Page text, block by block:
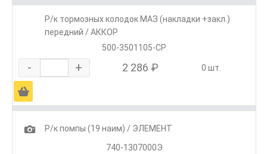
Р/к тормозных колодок МАЗ (накладки +закл.)
передний / АККОР
500-3501105-СР
- + 2 286 ₽ 0 шт.
Ä
1
Р/к помпы (19 наим) / ЭЛЕМЕНТ
740-1307000Э